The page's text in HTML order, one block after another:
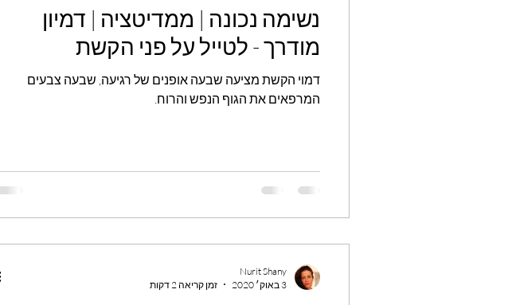
נשימה נכונה | ממדיטציה | דמיון
מודרך - לטייל על פני הקשת
דמוי הקשת מציעה שבעה אופנים של רגיעה, שבעה צבעים
המרפאים את הגוף הנפש והרוח.
Nurit Shany
3 באוק׳ 2020
זמן קריאה 2 דקות